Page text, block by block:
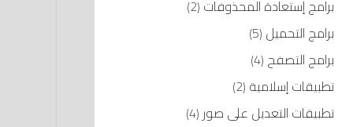
برامج إستعادة المحذوفات (2)
برامج التحميل (5)
برامج التصفح (4)
تطبيقات إسلامية (2)
تطبيقات التعديل على صور (4)